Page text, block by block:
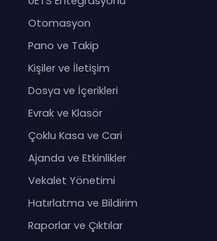
Otomasyon
Pano ve Takip
Kişiler ve İletişim
Dosya ve İçerikleri
Evrak ve Klasör
Çoklu Kasa ve Cari
Ajanda ve Etkinlikler
Vekalet Yönetimi
Hatırlatma ve Bildirim
Raporlar ve Çıktılar